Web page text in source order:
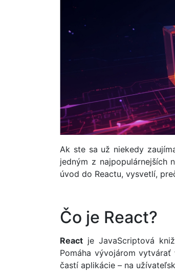
Ak ste sa už niekedy
jedným z najpopulárnejších
úvod do Reactu, vysvetlí,
Čo je React?
React je JavaScriptová
Pomáha vývojárom
častí aplikácie – na